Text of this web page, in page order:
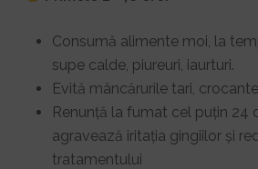
Consumă alimente moi, la
supe calde, piureuri, iaurturi.
Evită mâncărurile tari,
Renunță la fumat cel puțin 24
agravează iritația gingiilor și
tratamentului